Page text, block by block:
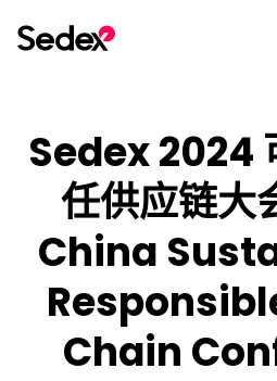
Sedex 2024
任供应链大
China
Chain